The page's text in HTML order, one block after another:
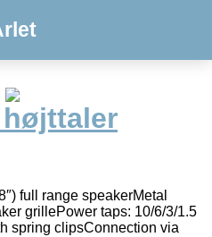
højttaler
full range speakerMetal
grillePower taps: 10/6/3/1.5
spring clipsConnection via